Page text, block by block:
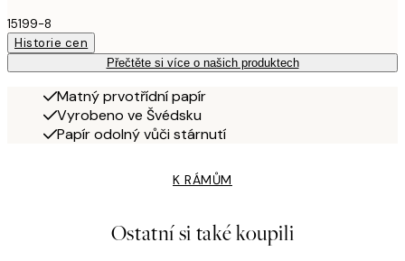
15199-8
Historie cen
Přečtěte si více o našich produktech
Matný prvotřídní papír
Vyrobeno ve Švédsku
Papír odolný vůči stárnutí
K RÁMŮM
Ostatní si také koupili